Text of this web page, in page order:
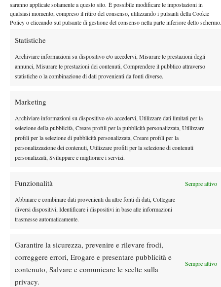
saranno applicate solamente a questo sito. È possibile modificare le impostazioni in
qualsiasi momento, compreso il ritiro del consenso, utilizzando i pulsanti della Cookie
Policy o cliccando sul pulsante di gestione del consenso nella parte inferiore dello schermo.
Statistiche
Archiviare informazioni su dispositivo e/o accedervi, Misurare le prestazioni degli
annunci, Misurare le prestazioni dei contenuti, Comprendere il pubblico attraverso
statistiche o la combinazione di dati provenienti da fonti diverse.
Marketing
Archiviare informazioni su dispositivo e/o accedervi, Utilizzare dati limitati per la
selezione della pubblicità, Creare profili per la pubblicità personalizzata, Utilizzare
profili per la selezione di pubblicità personalizzata, Creare profili per la
personalizzazione dei contenuti, Utilizzare profili per la selezione di contenuti
personalizzati, Sviluppare e migliorare i servizi.
Funzionalità Sempre attivo
Abbinare e combinare dati provenienti da altre fonti di dati, Collegare
diversi dispositivi, Identificare i dispositivi in base alle informazioni
trasmesse automaticamente.
Garantire la sicurezza, prevenire e rilevare frodi,
correggere errori, Erogare e presentare pubblicità e
contenuto, Salvare e comunicare le scelte sulla
privacy.
Sempre attivo
Lorenzo Musetti ospite allo Juventus Training Center
14 Novembre 2025
INTERVISTA – Gabriele Piraino: “Allenarmi con Sinner è
stato pazzesco. Una settimana che mi servirà per il futuro”
sport, ora ho fatto pace con me stesso”
Lapo Castrichella
La rinascita di Alexander Bublik: “Incredibile essere alle Atp
12 Novembre 2025
ATP Finals 2025, Auger-Aliassime commenta il successo su
Shelton: “Ho sempre creduto di potercela fare”
Lapo Castrichella